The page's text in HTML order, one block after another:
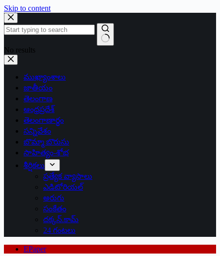
Skip to content
No results
ముఖ్యాంశాలు
జాతీయం
తెలంగాణ
ఆంధ్రప్రదేశ్
తెలంగాణార్థం
సన్నివేశం
బొమ్మా బొరుసు
సాహిత్యం-శోభ
శీర్షికలు
ప్రత్యేక వ్యాసాలు
ఎడిటోరియల్
అరుగు
సంకేతం
దక్కన్.కామ్
24 గంటలు
EPaper